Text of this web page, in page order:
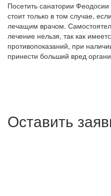
Посетить санатории
стоит только в том случае,
лечащим врачом.
лечение нельзя, так как
противопоказаний, при
принести больший вред
Оставить